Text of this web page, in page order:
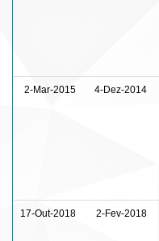
2-Mar-2015 4-Dez-2014
17-Out-2018 2-Fev-2018